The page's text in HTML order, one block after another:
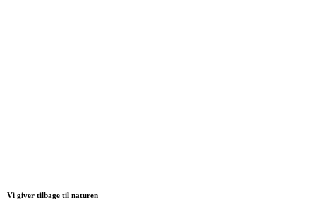
Vi giver tilbage til naturen